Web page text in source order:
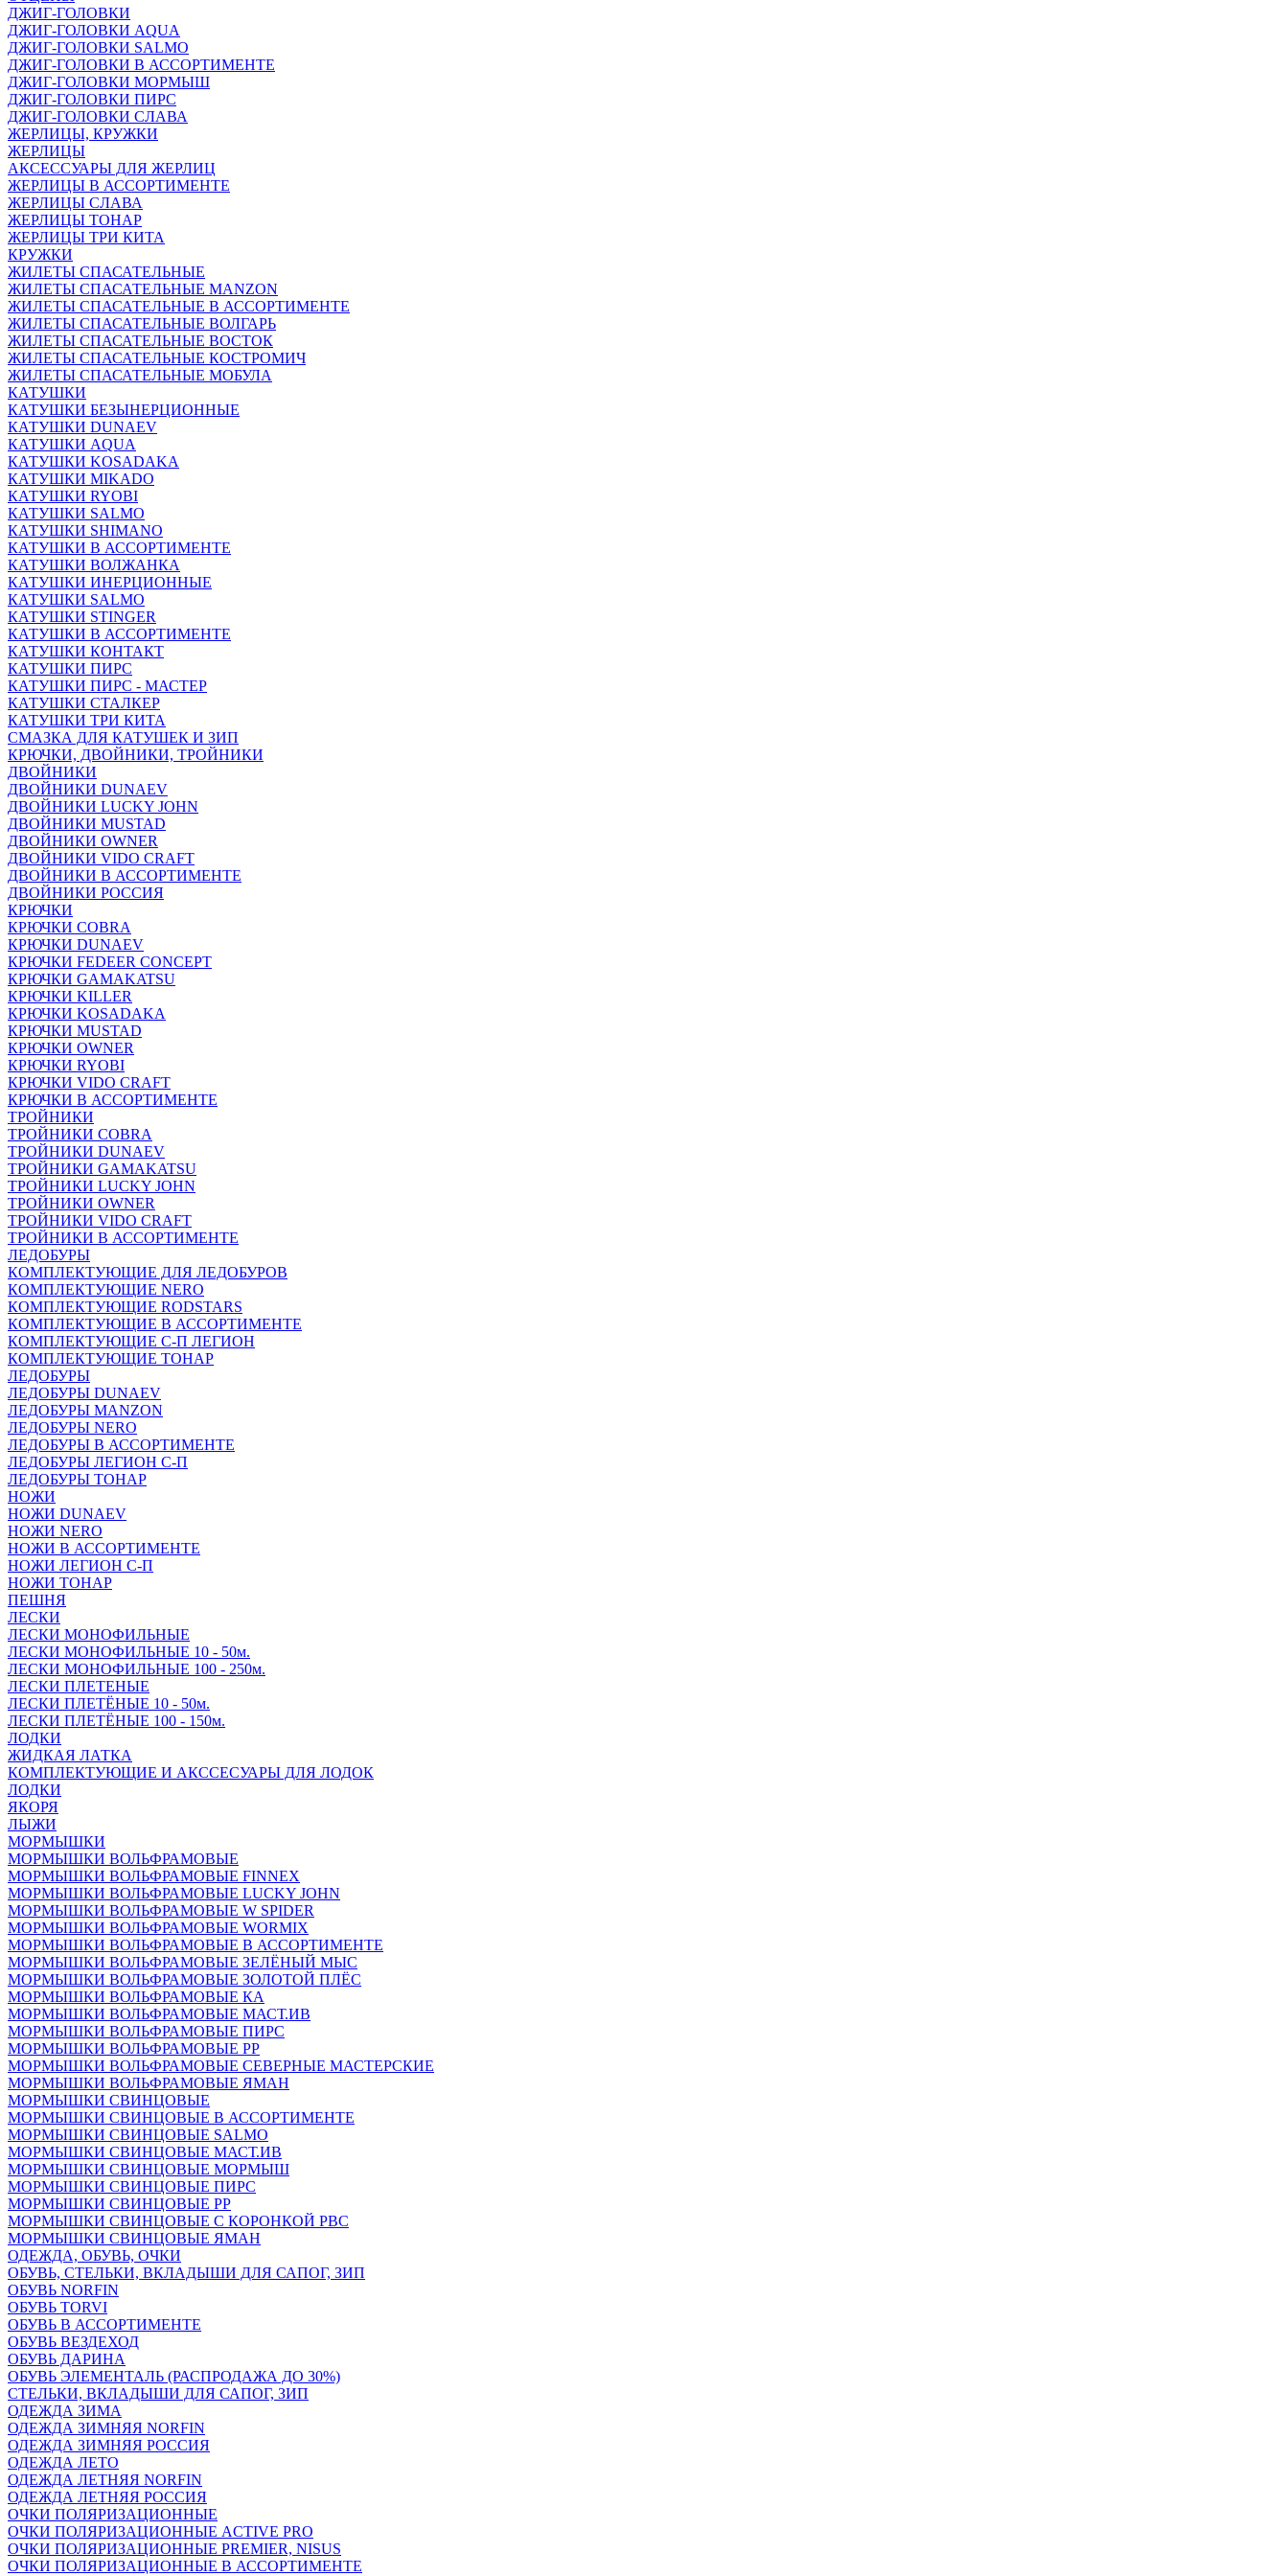
ДЖИГ-ГОЛОВКИ
ДЖИГ-ГОЛОВКИ AQUA
ДЖИГ-ГОЛОВКИ SALMO
ДЖИГ-ГОЛОВКИ В АССОРТИМЕНТЕ
ДЖИГ-ГОЛОВКИ МОРМЫШ
ДЖИГ-ГОЛОВКИ ПИРС
ДЖИГ-ГОЛОВКИ СЛАВА
ЖЕРЛИЦЫ, КРУЖКИ
ЖЕРЛИЦЫ
АКСЕССУАРЫ ДЛЯ ЖЕРЛИЦ
ЖЕРЛИЦЫ В АССОРТИМЕНТЕ
ЖЕРЛИЦЫ СЛАВА
ЖЕРЛИЦЫ ТОНАР
ЖЕРЛИЦЫ ТРИ КИТА
КРУЖКИ
ЖИЛЕТЫ СПАСАТЕЛЬНЫЕ
ЖИЛЕТЫ СПАСАТЕЛЬНЫЕ MANZON
ЖИЛЕТЫ СПАСАТЕЛЬНЫЕ В АССОРТИМЕНТЕ
ЖИЛЕТЫ СПАСАТЕЛЬНЫЕ ВОЛГАРЬ
ЖИЛЕТЫ СПАСАТЕЛЬНЫЕ ВОСТОК
ЖИЛЕТЫ СПАСАТЕЛЬНЫЕ КОСТРОМИЧ
ЖИЛЕТЫ СПАСАТЕЛЬНЫЕ МОБУЛА
КАТУШКИ
КАТУШКИ БЕЗЫНЕРЦИОННЫЕ
КАТУШКИ DUNAEV
КАТУШКИ AQUA
КАТУШКИ KOSADAKA
КАТУШКИ MIKADO
КАТУШКИ RYOBI
КАТУШКИ SALMO
КАТУШКИ SHIMANO
КАТУШКИ В АССОРТИМЕНТЕ
КАТУШКИ ВОЛЖАНКА
КАТУШКИ ИНЕРЦИОННЫЕ
КАТУШКИ SALMO
КАТУШКИ STINGER
КАТУШКИ В АССОРТИМЕНТЕ
КАТУШКИ КОНТАКТ
КАТУШКИ ПИРС
КАТУШКИ ПИРС - МАСТЕР
КАТУШКИ СТАЛКЕР
КАТУШКИ ТРИ КИТА
СМАЗКА ДЛЯ КАТУШЕК И ЗИП
КРЮЧКИ, ДВОЙНИКИ, ТРОЙНИКИ
ДВОЙНИКИ
ДВОЙНИКИ DUNAEV
ДВОЙНИКИ LUCKY JOHN
ДВОЙНИКИ MUSTAD
ДВОЙНИКИ OWNER
ДВОЙНИКИ VIDO CRAFT
ДВОЙНИКИ В АССОРТИМЕНТЕ
ДВОЙНИКИ РОССИЯ
КРЮЧКИ
КРЮЧКИ COBRA
КРЮЧКИ DUNAEV
КРЮЧКИ FEDEER CONCEPT
КРЮЧКИ GAMAKATSU
КРЮЧКИ KILLER
КРЮЧКИ KOSADAKA
КРЮЧКИ MUSTAD
КРЮЧКИ OWNER
КРЮЧКИ RYOBI
КРЮЧКИ VIDO CRAFT
КРЮЧКИ В АССОРТИМЕНТЕ
ТРОЙНИКИ
ТРОЙНИКИ COBRA
ТРОЙНИКИ DUNAEV
ТРОЙНИКИ GAMAKATSU
ТРОЙНИКИ LUCKY JOHN
ТРОЙНИКИ OWNER
ТРОЙНИКИ VIDO CRAFT
ТРОЙНИКИ В АССОРТИМЕНТЕ
ЛЕДОБУРЫ
КОМПЛЕКТУЮЩИЕ ДЛЯ ЛЕДОБУРОВ
КОМПЛЕКТУЮЩИЕ NERO
КОМПЛЕКТУЮЩИЕ RODSTARS
КОМПЛЕКТУЮЩИЕ В АССОРТИМЕНТЕ
КОМПЛЕКТУЮЩИЕ С-П ЛЕГИОН
КОМПЛЕКТУЮЩИЕ ТОНАР
ЛЕДОБУРЫ
ЛЕДОБУРЫ DUNAEV
ЛЕДОБУРЫ MANZON
ЛЕДОБУРЫ NERO
ЛЕДОБУРЫ В АССОРТИМЕНТЕ
ЛЕДОБУРЫ ЛЕГИОН С-П
ЛЕДОБУРЫ ТОНАР
НОЖИ
НОЖИ DUNAEV
НОЖИ NERO
НОЖИ В АССОРТИМЕНТЕ
НОЖИ ЛЕГИОН С-П
НОЖИ ТОНАР
ПЕШНЯ
ЛЕСКИ
ЛЕСКИ МОНОФИЛЬНЫЕ
ЛЕСКИ МОНОФИЛЬНЫЕ 10 - 50м.
ЛЕСКИ МОНОФИЛЬНЫЕ 100 - 250м.
ЛЕСКИ ПЛЕТЕНЫЕ
ЛЕСКИ ПЛЕТЁНЫЕ 10 - 50м.
ЛЕСКИ ПЛЕТЁНЫЕ 100 - 150м.
ЛОДКИ
ЖИДКАЯ ЛАТКА
КОМПЛЕКТУЮЩИЕ И АКССЕСУАРЫ ДЛЯ ЛОДОК
ЛОДКИ
ЯКОРЯ
ЛЫЖИ
МОРМЫШКИ
МОРМЫШКИ ВОЛЬФРАМОВЫЕ
МОРМЫШКИ ВОЛЬФРАМОВЫЕ FINNEX
МОРМЫШКИ ВОЛЬФРАМОВЫЕ LUCKY JOHN
МОРМЫШКИ ВОЛЬФРАМОВЫЕ W SPIDER
МОРМЫШКИ ВОЛЬФРАМОВЫЕ WORMIX
МОРМЫШКИ ВОЛЬФРАМОВЫЕ В АССОРТИМЕНТЕ
МОРМЫШКИ ВОЛЬФРАМОВЫЕ ЗЕЛЁНЫЙ МЫС
МОРМЫШКИ ВОЛЬФРАМОВЫЕ ЗОЛОТОЙ ПЛЁС
МОРМЫШКИ ВОЛЬФРАМОВЫЕ КА
МОРМЫШКИ ВОЛЬФРАМОВЫЕ МАСТ.ИВ
МОРМЫШКИ ВОЛЬФРАМОВЫЕ ПИРС
МОРМЫШКИ ВОЛЬФРАМОВЫЕ РР
МОРМЫШКИ ВОЛЬФРАМОВЫЕ СЕВЕРНЫЕ МАСТЕРСКИЕ
МОРМЫШКИ ВОЛЬФРАМОВЫЕ ЯМАН
МОРМЫШКИ СВИНЦОВЫЕ
МОРМЫШКИ СВИНЦОВЫЕ В АССОРТИМЕНТЕ
МОРМЫШКИ СВИНЦОВЫЕ SALMO
МОРМЫШКИ СВИНЦОВЫЕ МАСТ.ИВ
МОРМЫШКИ СВИНЦОВЫЕ МОРМЫШ
МОРМЫШКИ СВИНЦОВЫЕ ПИРС
МОРМЫШКИ СВИНЦОВЫЕ РР
МОРМЫШКИ СВИНЦОВЫЕ С КОРОНКОЙ РВС
МОРМЫШКИ СВИНЦОВЫЕ ЯМАН
ОДЕЖДА, ОБУВЬ, ОЧКИ
ОБУВЬ, СТЕЛЬКИ, ВКЛАДЫШИ ДЛЯ САПОГ, ЗИП
ОБУВЬ NORFIN
ОБУВЬ TORVI
ОБУВЬ В АССОРТИМЕНТЕ
ОБУВЬ ВЕЗДЕХОД
ОБУВЬ ДАРИНА
ОБУВЬ ЭЛЕМЕНТАЛЬ (РАСПРОДАЖА ДО 30%)
СТЕЛЬКИ, ВКЛАДЫШИ ДЛЯ САПОГ, ЗИП
ОДЕЖДА ЗИМА
ОДЕЖДА ЗИМНЯЯ NORFIN
ОДЕЖДА ЗИМНЯЯ РОССИЯ
ОДЕЖДА ЛЕТО
ОДЕЖДА ЛЕТНЯЯ NORFIN
ОДЕЖДА ЛЕТНЯЯ РОССИЯ
ОЧКИ ПОЛЯРИЗАЦИОННЫЕ
ОЧКИ ПОЛЯРИЗАЦИОННЫЕ ACTIVE PRO
ОЧКИ ПОЛЯРИЗАЦИОННЫЕ PREMIER, NISUS
ОЧКИ ПОЛЯРИЗАЦИОННЫЕ В АССОРТИМЕНТЕ